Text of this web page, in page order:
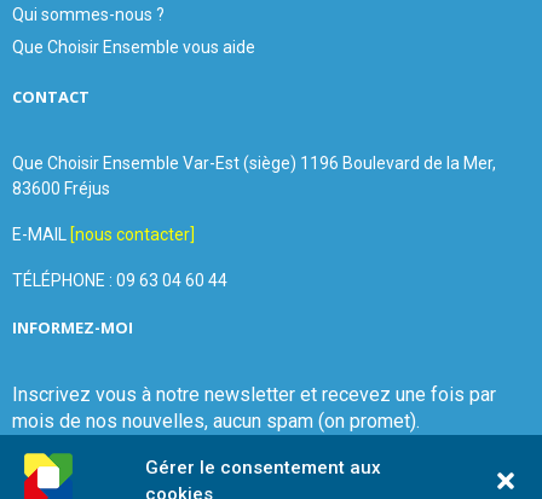
Gérer le consentement aux
cookies
Qui sommes-nous ?
Que Choisir Ensemble vous aide
CONTACT
Que Choisir Ensemble Var-Est (siège) 1196 Boulevard de la Mer,
83600 Fréjus
E-MAIL [nous contacter]
TÉLÉPHONE : 09 63 04 60 44
INFORMEZ-MOI
Inscrivez vous à notre newsletter et recevez une fois par
mois de nos nouvelles, aucun spam (on promet).